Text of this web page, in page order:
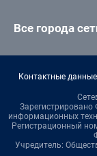
Все города
Контактные
Зарегистрировано
информационных
Регистрационный
Учредитель: